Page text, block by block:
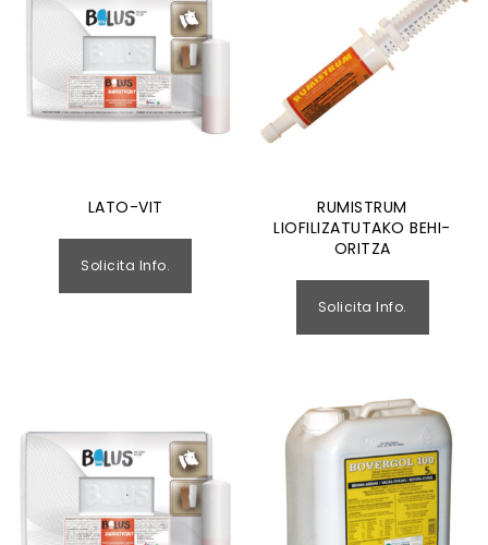
LATO-VIT
Solicita Info.
RUMISTRUM
LIOFILIZATUTAKO BEHI-
ORITZA
Solicita Info.